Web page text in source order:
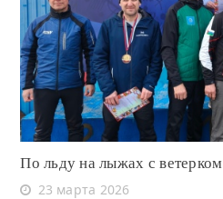
Читать
По льду на лыжах с ветерком
23 марта 2026